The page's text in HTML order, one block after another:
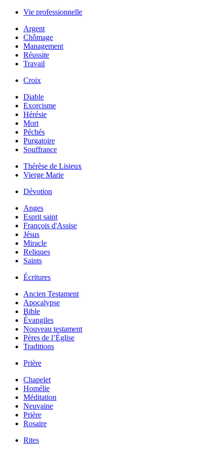
Vie professionnelle
Argent
Chômage
Management
Réussite
Travail
Croix
Diable
Exorcisme
Hérésie
Mort
Péchés
Purgatoire
Souffrance
Thérèse de Lisieux
Vierge Marie
Dévotion
Anges
Esprit saint
François d'Assise
Jésus
Miracle
Reliques
Saints
Écritures
Ancien Testament
Apocalypse
Bible
Évangiles
Nouveau testament
Pères de l’Église
Traditions
Prière
Chapelet
Homélie
Méditation
Neuvaine
Prière
Rosaire
Rites